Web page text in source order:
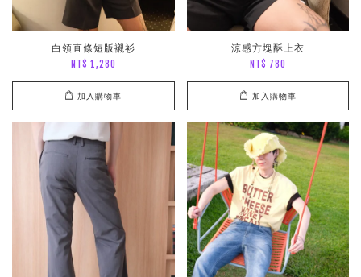
白領直條短版襯衫
NT$ 1,280
加入購物車
涼感方塊酥上衣
NT$ 780
加入購物車